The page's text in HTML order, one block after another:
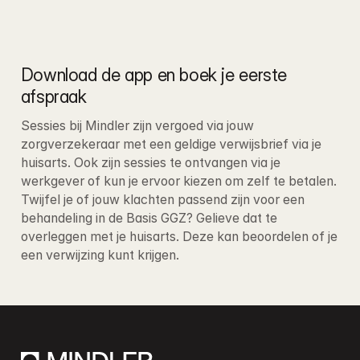
Download de app en boek je eerste
afspraak
Sessies bij Mindler zijn vergoed via jouw
zorgverzekeraar met een geldige verwijsbrief via je
huisarts. Ook zijn sessies te ontvangen via je
werkgever of kun je ervoor kiezen om zelf te betalen.
Twijfel je of jouw klachten passend zijn voor een
behandeling in de Basis GGZ? Gelieve dat te
overleggen met je huisarts. Deze kan beoordelen of je
een verwijzing kunt krijgen.